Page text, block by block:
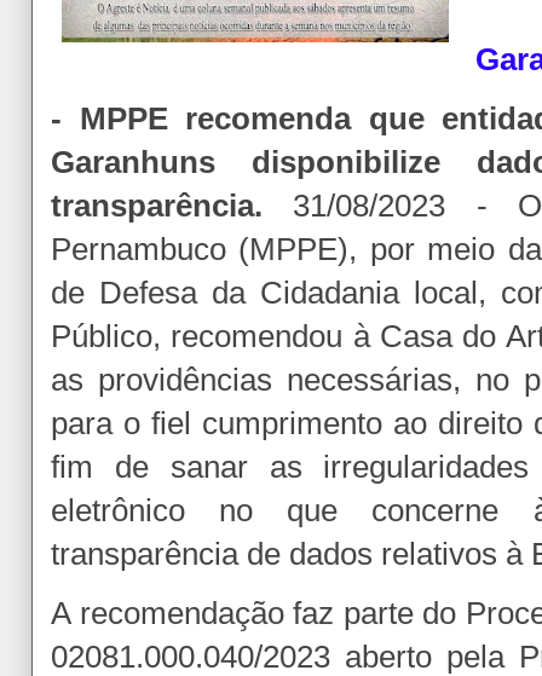
- MPPE recomenda que
Garanhuns disponibilize
transparência. 31/08/2023 -
Pernambuco (MPPE), por meio
de Defesa da Cidadania local,
Público, recomendou à Casa do
as providências necessárias, no
para o fiel cumprimento ao direito
fim de sanar as
eletrônico no que concerne
transparência de dados relativos à
A recomendação faz parte do
02081.000.040/2023 aberto pela